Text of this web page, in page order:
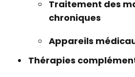
Traitement des
chroniques
Appareils
Thérapies